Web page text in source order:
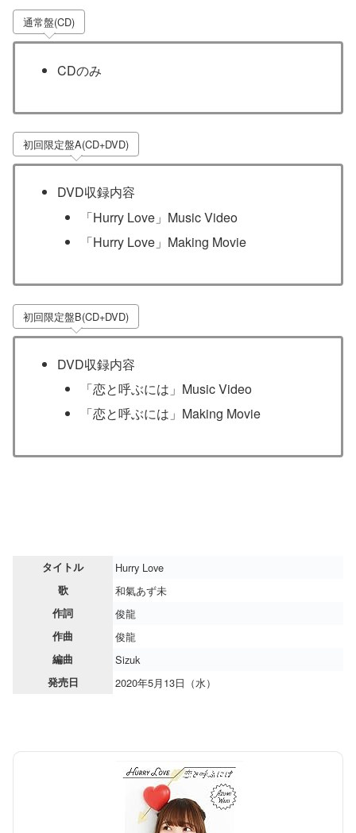
通常盤(CD)
CDのみ
初回限定盤A(CD+DVD)
DVD収録内容
「Hurry Love」Music Video
「Hurry Love」Making Movie
初回限定盤B(CD+DVD)
DVD収録内容
「恋と呼ぶには」Music Video
「恋と呼ぶには」Making Movie
タイトル Hurry Love
歌 和氣あず未
作詞 俊龍
作曲 俊龍
編曲 Sizuk
発売日 2020年5月13日（水）